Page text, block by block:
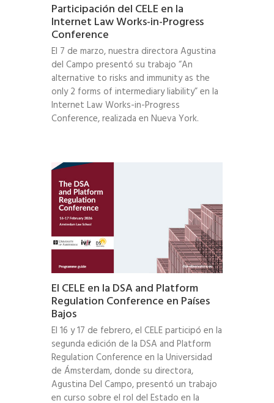
Participación del CELE en la
Internet Law Works-in-Progress
Conference
El 7 de marzo, nuestra directora Agustina
del Campo presentó su trabajo “An
alternative to risks and immunity as the
only 2 forms of intermediary liability” en la
Internet Law Works-in-Progress
Conference, realizada en Nueva York.
El CELE en la DSA and Platform
Regulation Conference en Países
Bajos
El 16 y 17 de febrero, el CELE participó en la
segunda edición de la DSA and Platform
Regulation Conference en la Universidad
de Ámsterdam, donde su directora,
Agustina Del Campo, presentó un trabajo
en curso sobre el rol del Estado en la